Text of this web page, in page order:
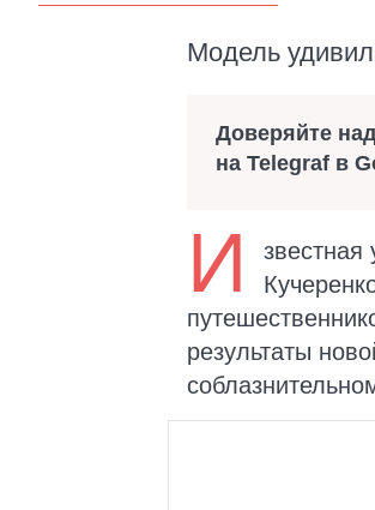
Модель
Доверяйте
на Telegraf в
И звестная
результаты